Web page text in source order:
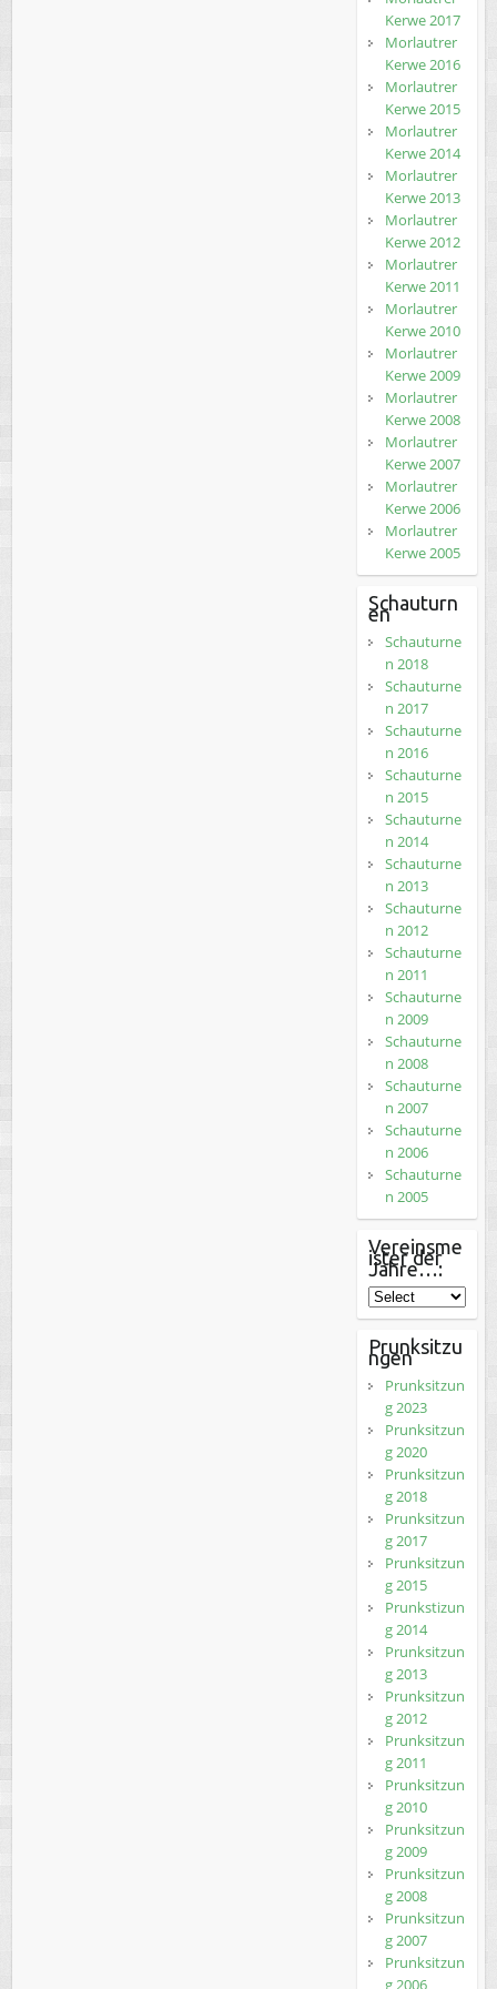
Kerwe 2017
Morlautrer
Kerwe 2016
Morlautrer
Kerwe 2015
Morlautrer
Kerwe 2014
Morlautrer
Kerwe 2013
Morlautrer
Kerwe 2012
Morlautrer
Kerwe 2011
Morlautrer
Kerwe 2010
Morlautrer
Kerwe 2009
Morlautrer
Kerwe 2008
Morlautrer
Kerwe 2007
Morlautrer
Kerwe 2006
Morlautrer
Kerwe 2005
Schauturn
en
Schauturne
n 2018
Schauturne
n 2017
Schauturne
n 2016
Schauturne
n 2015
Schauturne
n 2014
Schauturne
n 2013
Schauturne
n 2012
Schauturne
n 2011
Schauturne
n 2009
Schauturne
n 2008
Schauturne
n 2007
Schauturne
n 2006
Schauturne
n 2005
Vereinsme
ister der
Jahre…:
Prunksitzu
ngen
Prunksitzun
g 2023
Prunksitzun
g 2020
Prunksitzun
g 2018
Prunksitzun
g 2017
Prunksitzun
g 2015
Prunkstizun
g 2014
Prunksitzun
g 2013
Prunksitzun
g 2012
Prunksitzun
g 2011
Prunksitzun
g 2010
Prunksitzun
g 2009
Prunksitzun
g 2008
Prunksitzun
g 2007
Prunksitzun
g 2006